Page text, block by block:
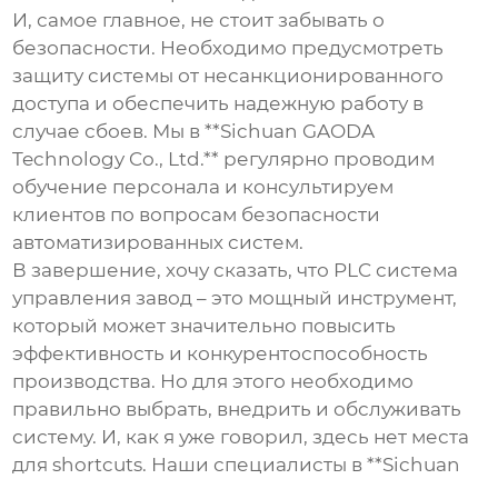
И, самое главное, не стоит забывать о
безопасности. Необходимо предусмотреть
защиту системы от несанкционированного
доступа и обеспечить надежную работу в
случае сбоев. Мы в **Sichuan GAODA
Technology Co., Ltd.** регулярно проводим
обучение персонала и консультируем
клиентов по вопросам безопасности
автоматизированных систем.
В завершение, хочу сказать, что PLC система
управления завод – это мощный инструмент,
который может значительно повысить
эффективность и конкурентоспособность
производства. Но для этого необходимо
правильно выбрать, внедрить и обслуживать
систему. И, как я уже говорил, здесь нет места
для shortcuts. Наши специалисты в **Sichuan